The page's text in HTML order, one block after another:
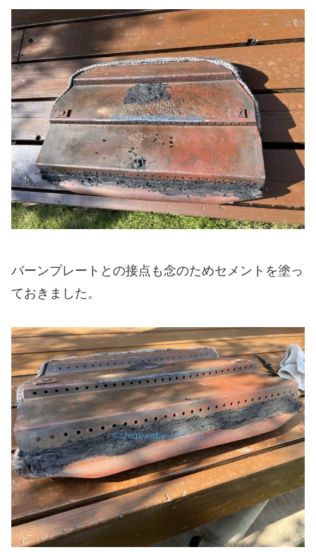
バーンプレートとの接点も念のためセメントを塗っ
ておきました。